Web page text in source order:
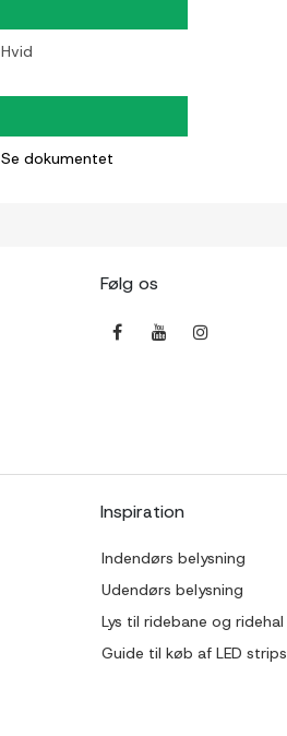
Hvid
Se dokumentet
Følg os
Inspiration
Indendørs belysning
Udendørs belysning
Lys til ridebane og ridehal
Guide til køb af LED strips